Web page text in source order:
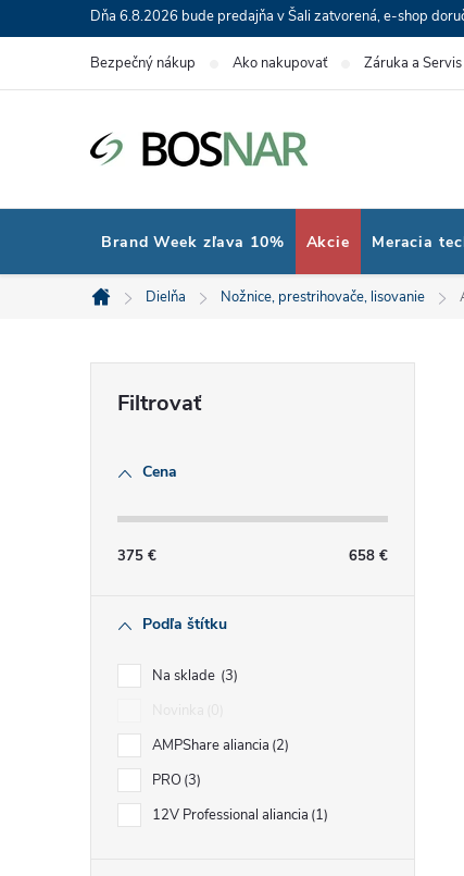
na
Dňa 6.8.2026 bude predajňa v Šali zatvorená, e-shop
Bezpečný nákup Ako nakupovať Záruka a Servis
Brand Week zľava 10% Akcie Meracia
Domov
Dielňa Nožnice, prestrihovače, lisovanie
Cena
375 € 658 €
Podľa štítku
Na sklade 3
AMPShare aliancia 2
PRO 3
12V Professional aliancia 1